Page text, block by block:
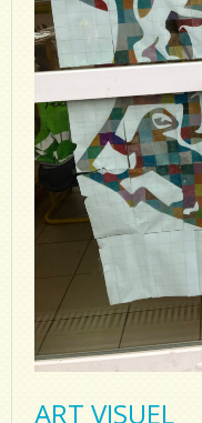
ART VISUEL